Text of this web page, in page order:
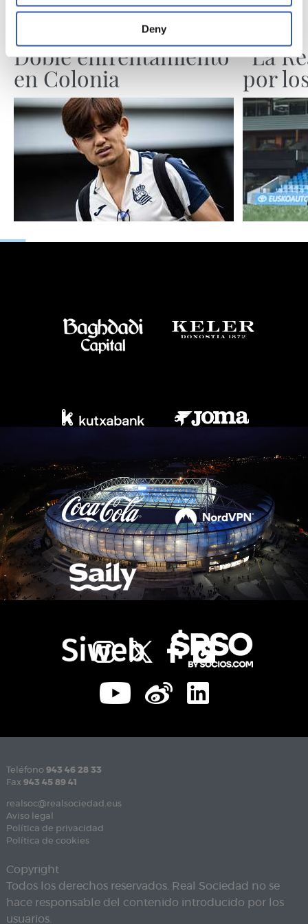
Deny
Doble enfrentamiento
en Colonia
“La
por
Teléfono 943 46 28 33
Fax 943 45 89 41
realsoc@realsociedad.eus
Aviso legal
Política de privacidad
Política de cookies
Copyright
Todos los derechos reservados. Real Sociedad no se
hace responsable del contenido introducido por los
usuarios.